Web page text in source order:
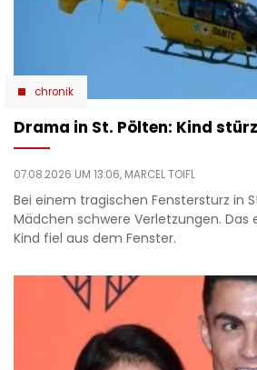
chronik
Drama in St. Pölten: Kind
07.08.2026 UM 13:06, MARCEL TOIFL
Bei einem tragischen Fenstersturz in
Mädchen schwere Verletzungen.
Kind fiel aus dem Fenster.